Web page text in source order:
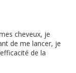
cheveux, je
de me lancer, je
de la